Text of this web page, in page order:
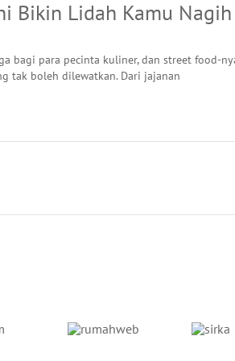
Bikin Lidah Kamu
bagi para pecinta kuliner, dan street food-
tak boleh dilewatkan. Dari jajanan